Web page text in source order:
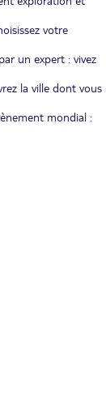
votre
un expert : vivez
la ville dont vous
mondial :